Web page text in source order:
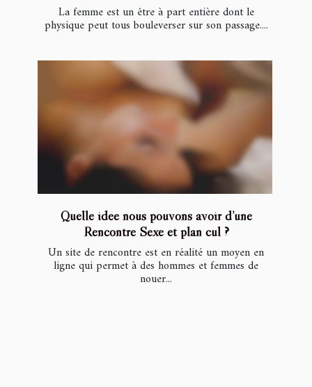
La femme est un être à part entière dont le
physique peut tous bouleverser sur son passage....
Quelle idée nous pouvons avoir d’une
Rencontre Sexe et plan cul ?
Un site de rencontre est en réalité un moyen en
ligne qui permet à des hommes et femmes de
nouer...